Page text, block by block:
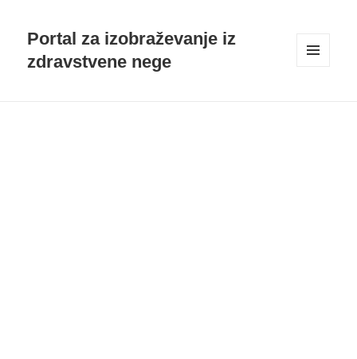
Portal za izobraževanje iz
zdravstvene nege